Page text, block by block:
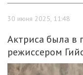
30 июня 2025, 11:48
Актриса была в
режиссером